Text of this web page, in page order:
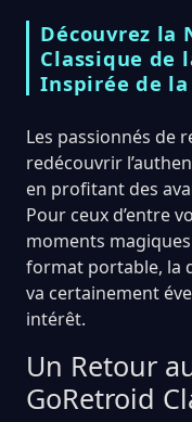
Découvrez la
Classique de
Inspirée de
Les passionnés de
redécouvrir
en profitant des
Pour ceux d’entre
moments
format portable, la
va certainement
intérêt.
Un Retour
GoRetroid